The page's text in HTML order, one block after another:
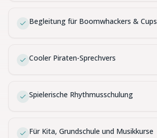
Begleitung für Boomwhackers & Cups
Cooler Piraten-Sprechvers
Spielerische Rhythmusschulung
Für Kita, Grundschule und Musikkurse